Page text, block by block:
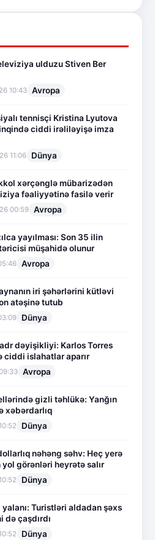
ulduzu Stiven Ber
10:43 Avropa
tennisçi Kristina Lyutova
ciddi irəliləyişə imza
11:06 Dünya
xərçənglə mübarizədən
fəaliyyətinə fasilə verir
00:59 Avropa
yayılması: Son 35 ilin
müşahidə olunur
Avropa
iri şəhərlərini kütləvi
atəşinə tutub
Dünya
dəyişikliyi: Karlos Torres
ciddi islahatlar aparır
Avropa
gizli təhlükə: Yanğın
xəbərdarlıq
Dünya
nəhəng səhv: Heç yerə
yol görənləri heyrətə salır
Dünya
Turistləri aldadan şəxs
çaşdırdı
Dünya